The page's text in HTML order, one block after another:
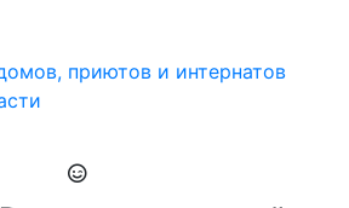
приютов и интернатов